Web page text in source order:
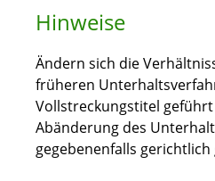
Hinweise
Ändern sich die
früheren
Vollstreckungstitel
Abänderung des
gegebenenfalls